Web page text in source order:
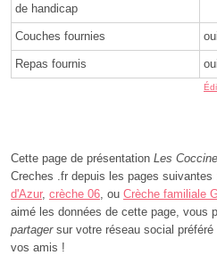
de handicap
Couches fournies oui
Repas fournis oui
Cette page de présentation Les
Creches .fr depuis les pages suivantes
d'Azur, crèche 06 , ou Crèche familiale
aimé les données de cette page, vous
partagersur votre réseau social
vos amis !